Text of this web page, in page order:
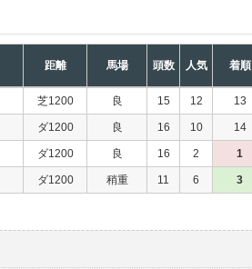
距離 馬場 頭数 人気 着順
芝1200 良 15 12 13
ダ1200 良 16 10 14
ダ1200 良 16 2 1
ダ1200 稍重 11 6 3